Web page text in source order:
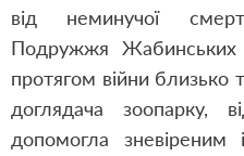
від неминучої
Подружжя Жабинських
протягом війни
доглядача зоопарку,
допомогла